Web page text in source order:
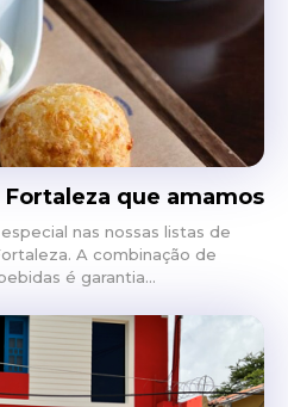
que amamos
nas nossas listas de
A combinação de
é garantia...